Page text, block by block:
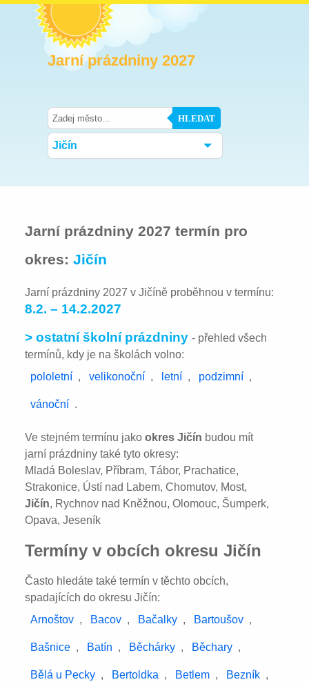
Jarní prázdniny 2027
HLEDAT
Jičín
Jarní prázdniny 2027 termín pro
okres:Jičín
Jarní prázdniny 2027 v Jičíně proběhnou v termínu:
8.2. – 14.2.2027
> ostatní školní prázdniny- přehled všech
termínů, kdy je na školách volno:
pololetní , velikonoční , letní , podzimní ,
vánoční .
Ve stejném termínu jakookres Jičín budou mít
jarní prázdniny také tyto okresy:
Mladá Boleslav, Příbram, Tábor, Prachatice,
Strakonice, Ústí nad Labem, Chomutov, Most,
Jičín, Rychnov nad Kněžnou, Olomouc, Šumperk,
Opava, Jeseník
Termíny v obcích okresu Jičín
Často hledáte také termín v těchto obcích,
spadajících do okresu Jičín:
Arnoštov , Bacov , Bačalky , Bartoušov ,
Bašnice , Batín , Běchárky , Běchary ,
Bělá u Pecky , Bertoldka , Betlem , Bezník ,